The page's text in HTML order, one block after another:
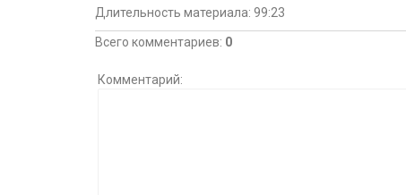
Длительность материала: 99:23
Всего комментариев: 0
Комментарий: